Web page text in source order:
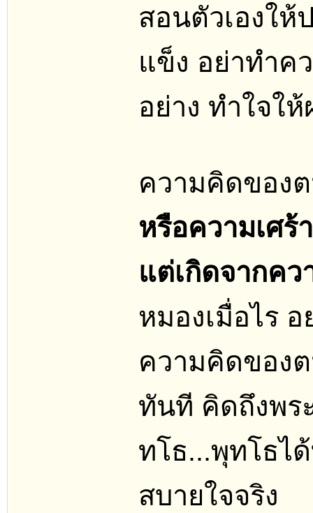
สอนตัวเองให้
แข็ง อย่าทำค
อย่าง ทำใจให้
ความคิดของ
หรือความเศร้
แต่เกิดจากค
หมองเมื่อไร
ความคิดของ
ทันที คิดถึงพร
ทโธ...พุทโธไ
สบายใจจริง